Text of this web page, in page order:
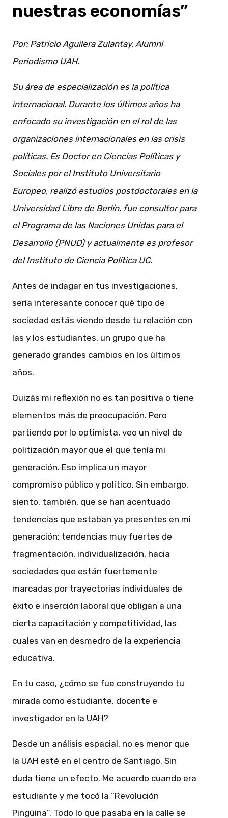
nuestras economías”
Por: Patricio Aguilera Zulantay, Alumni
Periodismo UAH.
Su área de especialización es la política
internacional. Durante los últimos años ha
enfocado su investigación en el rol de las
organizaciones internacionales en las crisis
políticas. Es Doctor en Ciencias Políticas y
Sociales por el Instituto Universitario
Europeo, realizó estudios postdoctorales en la
Universidad Libre de Berlín, fue consultor para
el Programa de las Naciones Unidas para el
Desarrollo (PNUD) y actualmente es profesor
del Instituto de Ciencia Política UC.
Antes de indagar en tus investigaciones,
sería interesante conocer qué tipo de
sociedad estás viendo desde tu relación con
las y los estudiantes, un grupo que ha
generado grandes cambios en los últimos
años.
Quizás mi reflexión no es tan positiva o tiene
elementos más de preocupación. Pero
partiendo por lo optimista, veo un nivel de
politización mayor que el que tenía mi
generación. Eso implica un mayor
compromiso público y político. Sin embargo,
siento, también, que se han acentuado
tendencias que estaban ya presentes en mi
generación; tendencias muy fuertes de
fragmentación, individualización, hacia
sociedades que están fuertemente
marcadas por trayectorias individuales de
éxito e inserción laboral que obligan a una
cierta capacitación y competitividad, las
cuales van en desmedro de la experiencia
educativa.
En tu caso, ¿cómo se fue construyendo tu
mirada como estudiante, docente e
investigador en la UAH?
Desde un análisis espacial, no es menor que
la UAH esté en el centro de Santiago. Sin
duda tiene un efecto. Me acuerdo cuando era
estudiante y me tocó la “Revolución
Pingüina”. Todo lo que pasaba en la calle se